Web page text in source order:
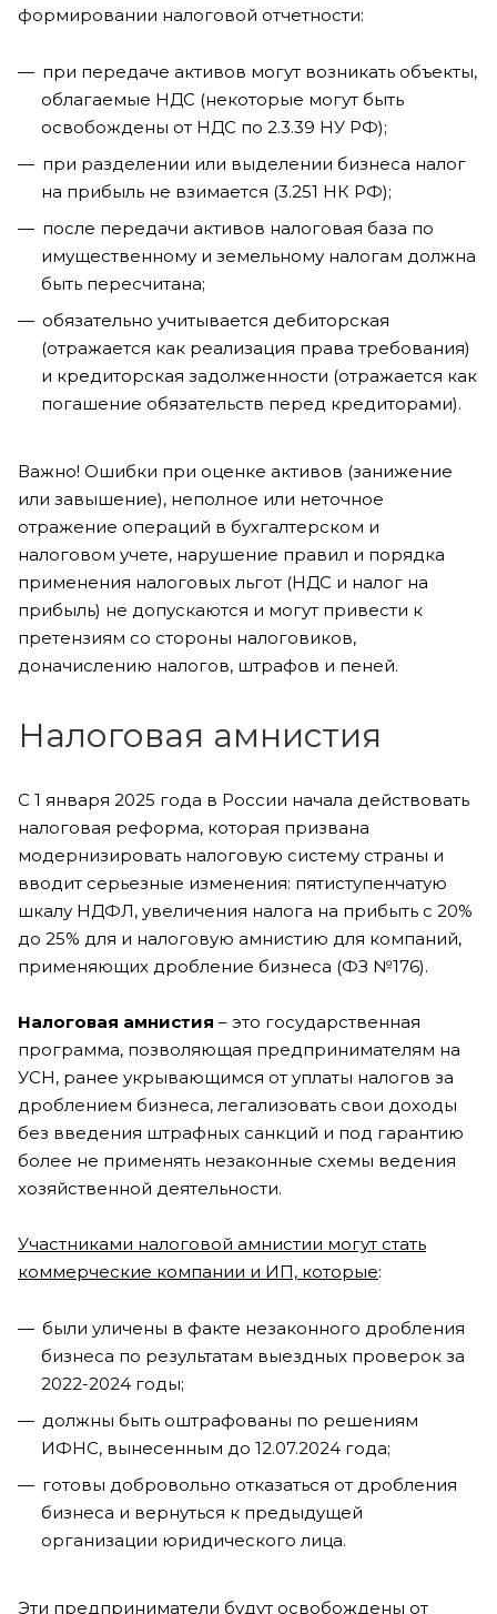
формировании налоговой отчетности:
при передаче активов могут возникать объекты,
облагаемые НДС (некоторые могут быть
освобождены от НДС по 2.3.39 НУ РФ);
при разделении или выделении бизнеса налог
на прибыль не взимается (3.251 НК РФ);
после передачи активов налоговая база по
имущественному и земельному налогам должна
быть пересчитана;
обязательно учитывается дебиторская
(отражается как реализация права требования)
и кредиторская задолженности (отражается как
погашение обязательств перед кредиторами).
Важно! Ошибки при оценке активов (занижение
или завышение), неполное или неточное
отражение операций в бухгалтерском и
налоговом учете, нарушение правил и порядка
применения налоговых льгот (НДС и налог на
прибыль) не допускаются и могут привести к
претензиям со стороны налоговиков,
доначислению налогов, штрафов и пеней.
Налоговая амнистия
С 1 января 2025 года в России начала действовать
налоговая реформа, которая призвана
модернизировать налоговую систему страны и
вводит серьезные изменения: пятиступенчатую
шкалу НДФЛ, увеличения налога на прибыть c 20%
до 25% для и налоговую амнистию для компаний,
применяющих дробление бизнеса (ФЗ №176).
Налоговая амнистия – это государственная
программа, позволяющая предпринимателям на
УСН, ранее укрывающимся от уплаты налогов за
дроблением бизнеса, легализовать свои доходы
без введения штрафных санкций и под гарантию
более не применять незаконные схемы ведения
хозяйственной деятельности.
Участниками налоговой амнистии могут стать
коммерческие компании и ИП, которые:
были уличены в факте незаконного дробления
бизнеса по результатам выездных проверок за
2022-2024 годы;
должны быть оштрафованы по решениям
ИФНС, вынесенным до 12.07.2024 года;
готовы добровольно отказаться от дробления
бизнеса и вернуться к предыдущей
организации юридического лица.
Эти предприниматели будут освобождены от